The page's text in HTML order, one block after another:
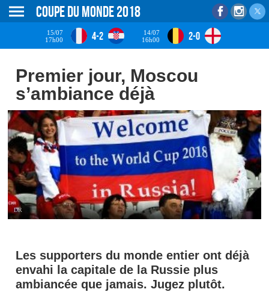
Coupe du monde 2018
15/07
17h00
4-2
14/07
16h00
2-0
Premier jour, Moscou
s’ambiance déjà
DR
Les supporters du monde entier ont déjà
envahi la capitale de la Russie plus
ambiancée que jamais. Jugez plutôt.